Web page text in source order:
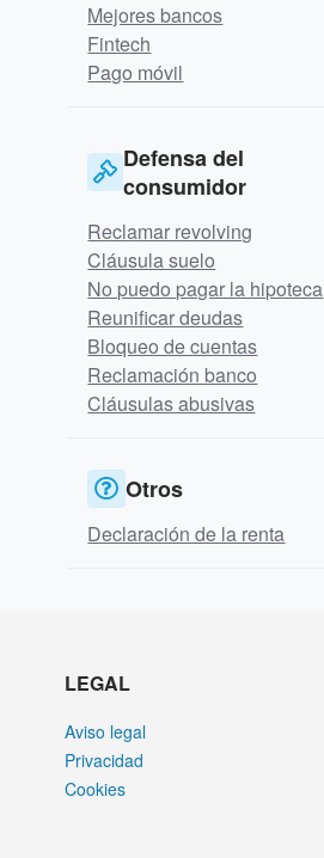
Mejores bancos
Fintech
Pago móvil
Defensa del
consumidor
Reclamar revolving
Cláusula suelo
No puedo pagar la hipoteca
Reunificar deudas
Bloqueo de cuentas
Reclamación banco
Cláusulas abusivas
Otros
Declaración de la renta
LEGAL
Aviso legal
Privacidad
Cookies